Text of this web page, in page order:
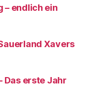
– endlich ein
Xavers
Das erste Jahr